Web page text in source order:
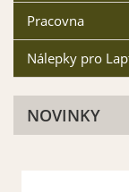
Zelená
Pracovna
Nálepky pro
NOVINKY